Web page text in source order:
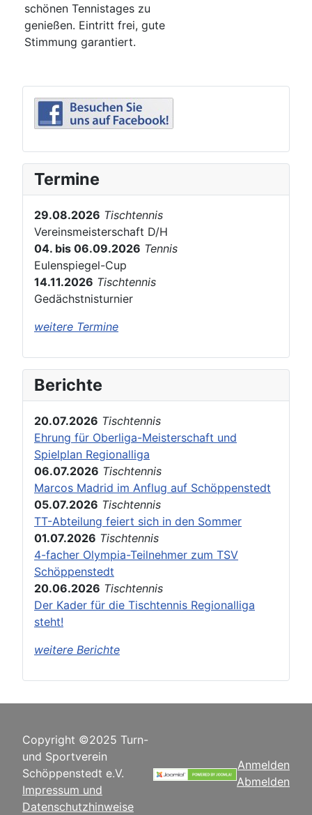
schönen Tennistages zu
genießen. Eintritt frei, gute
Stimmung garantiert.
Termine
29.08.2026 Tischtennis
Vereinsmeisterschaft D/H
04. bis 06.09.2026 Tennis
Eulenspiegel-Cup
14.11.2026 Tischtennis
Gedächstnisturnier
weitere Termine
Berichte
20.07.2026 Tischtennis
Ehrung für Oberliga-Meisterschaft und
Spielplan Regionalliga
06.07.2026 Tischtennis
Marcos Madrid im Anflug auf Schöppenstedt
05.07.2026 Tischtennis
TT-Abteilung feiert sich in den Sommer
01.07.2026 Tischtennis
4-facher Olympia-Teilnehmer zum TSV
Schöppenstedt
20.06.2026 Tischtennis
Der Kader für die Tischtennis Regionalliga
steht!
weitere Berichte
Copyright ©2025 Turn-
und Sportverein
Schöppenstedt e.V.
Impressum und
Datenschutzhinweise
Anmelden
Abmelden